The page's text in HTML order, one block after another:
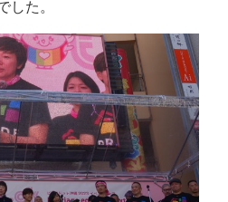
した。